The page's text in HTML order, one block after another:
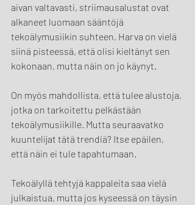
aivan valtavasti, striimausalustat ovat
alkaneet luomaan sääntöjä
tekoälymusiikin suhteen. Harva on vielä
siinä pisteessä, että olisi kieltänyt sen
kokonaan, mutta näin on jo käynyt.
On myös mahdollista, että tulee alustoja,
jotka on tarkoitettu pelkästään
tekoälymusiikille. Mutta seuraavatko
kuuntelijat tätä trendiä? Itse epäilen,
että näin ei tule tapahtumaan.
Tekoälyllä tehtyjä kappaleita saa vielä
julkaistua, mutta jos kyseessä on täysin